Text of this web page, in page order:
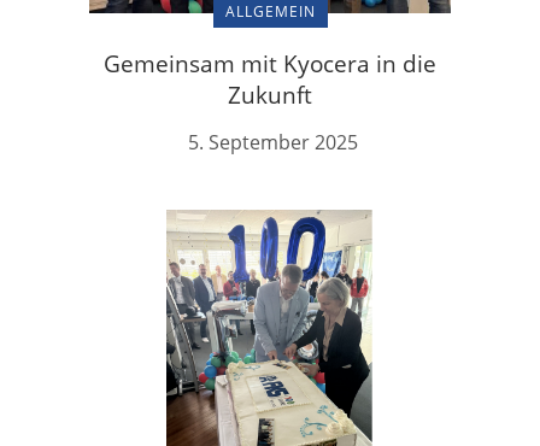
ALLGEMEIN
Gemeinsam mit Kyocera in die
Zukunft
5. September 2025